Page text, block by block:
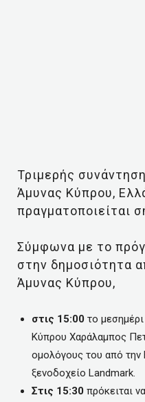
Τριμερής
Άμυνας Κύπρου,
πραγματοποιείται
Σύμφωνα με το
στην δημοσιότητα
Άμυνας Κύπρου,
στις 15:00 το
Κύπρου Χαράλαμπος
ομολόγους του από την
ξενοδοχείο Landmark.
Στις 15:30 πρόκειται